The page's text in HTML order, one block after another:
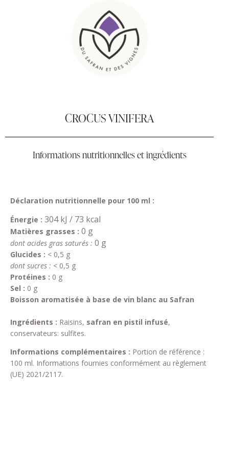
CROCUS VINIFERA
Informations nutritionnelles et ingrédients
Déclaration nutritionnelle pour 100 ml :
Énergie : 304 kJ / 73 kcal
Matières grasses : 0 g
dont acides gras saturés : 0 g
Glucides : < 0,5 g
dont sucres : < 0,5 g
Protéines : 0 g
Sel : 0 g
Boisson aromatisée à base de vin blanc au Safran
Ingrédients : Raisins, safran en pistil infusé,
conservateurs: sulfites.
Informations complémentaires : Portion de référence :
100 ml. Informations fournies conformément au règlement
(UE) 2021/2117.